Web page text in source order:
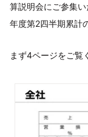
算説明会にご参集
年度第2四半期累計
まず4ページをご覧